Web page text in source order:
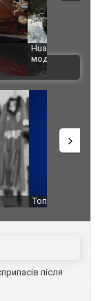
з
Росія
нову
Сили
атаку.
після